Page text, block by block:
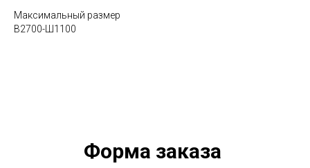
Максимальный размер
В2700-Ш1100
Форма заказа